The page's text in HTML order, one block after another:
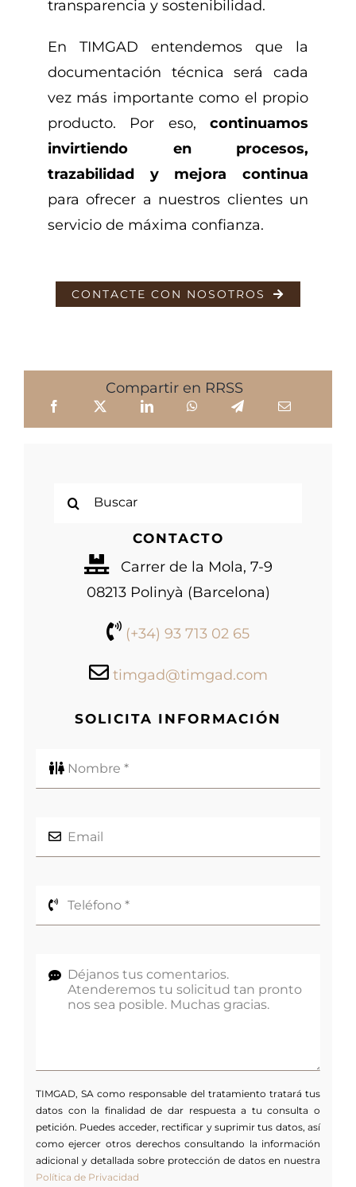
transparencia y sostenibilidad.
En TIMGAD entendemos que la
documentación técnica será cada
vez más importante como el propio
producto. Por eso,continuamos
invirtiendo en procesos,
trazabilidad y mejora continua
para ofrecer a nuestros clientes un
servicio de máxima confianza.
CONTACTE CON NOSOTROS
Compartir en RRSS
Buscar:
CONTACTO
Carrer de la Mola, 7-9
08213 Polinyà (Barcelona)
(+34) 93 713 02 65
timgad@timgad.com
SOLICITA INFORMACIÓN
TIMGAD, SA como responsable del tratamiento tratará tus
datos con la finalidad de dar respuesta a tu consulta o
petición. Puedes acceder, rectificar y suprimir tus datos, así
como ejercer otros derechos consultando la información
adicional y detallada sobre protección de datos en nuestra
Política de Privacidad